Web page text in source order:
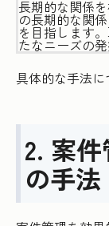
長期的な関係
の長期的な関
を目指します
たなニーズの
具体的な手法に
2. 案
の手法